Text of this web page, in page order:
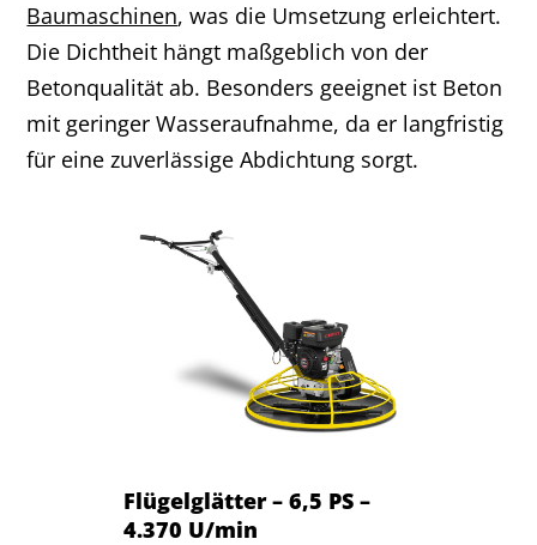
Baumaschinen, was die Umsetzung erleichtert.
Die Dichtheit hängt maßgeblich von der
Betonqualität ab. Besonders geeignet ist Beton
mit geringer Wasseraufnahme, da er langfristig
für eine zuverlässige Abdichtung sorgt.
Flügelglätter – 6,5 PS –
4.370 U/min